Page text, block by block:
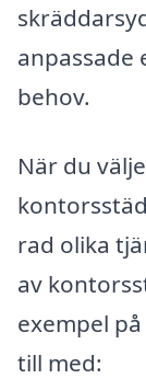
anpassade
behov.
När du
rad olika
av
exempel
till med: